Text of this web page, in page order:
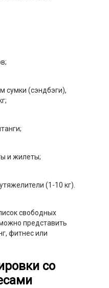
сумки (сэндбэги),
и жилеты;
(1-10 кг).
свободных
представить
фитнес или
со